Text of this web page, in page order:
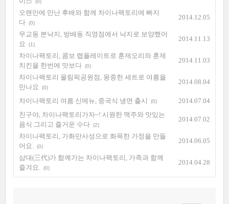
(0)
오랜만에 만난 후배와 함께 차이나팩토리에 빠지
다 (0)
2014.12.05
무교동 본낙지, 방배동 직영점에서 낙지로 보양했어
요
(1)
2014.11.13
차이나팩토리, 콤보 랩플레이트로 훈제오리와 훈제
치킨을 한번에 맛보다 (0)
2014.11.03
차이나팩토리 올림픽공원점, 몽중헌 세트로 여름을
만나요
(0)
2014.08.04
차이나팩토리 여름 신메뉴, 중국식 냉면 출시 (0)
2014.07.04
친구야, 차이나팩토리가자~! 시원한 맥주와 맛있는
음식 그리고 즐거운 수다 (2)
2014.07.02
차이나팩토리, 가화만사성으로 화목한 가정을 만들
어요.
(0)
2014.06.05
삼대(三代)가 함께가는 차이나팩토리, 가족과 함께
즐겨요.
(0)
2014.04.28